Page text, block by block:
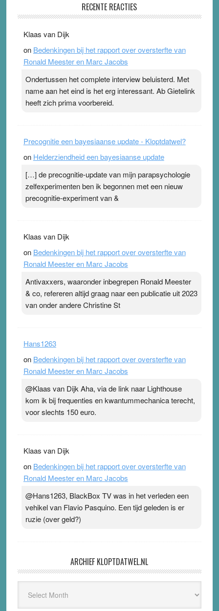
Ward van Beek
topsporters. Ze hopen ermee hun hartslag te verlagen
terwijl ze meer zuurstof opnemen. Daarop heeft zo’n
pleister geen effect. Maar het gevoel ‘makkelijker te
Pleisterplakkers in de topspsort ›[...]
RECENTE REACTIES
Klaas van Dijk
on Bedenkingen bij het rapport over oversterfte van
Ronald Meester en Marc Jacobs
Ondertussen het complete interview beluisterd. Met
name aan het eind is het erg interessant. Ab Gietelink
heeft zich prima voorbereid.
Precognitie een bayesiaanse update - Kloptdatwel?
on Helderziendheid een bayesiaanse update
[…] de precognitie-update van mijn parapsychologie
zelfexperimenten ben ik begonnen met een nieuw
precognitie-experiment van &
Klaas van Dijk
on Bedenkingen bij het rapport over oversterfte van
Ronald Meester en Marc Jacobs
Antivaxxers, waaronder inbegrepen Ronald Meester
& co, refereren altijd graag naar een publicatie uit 2023
van onder andere Christine St
Hans1263
on Bedenkingen bij het rapport over oversterfte van
Ronald Meester en Marc Jacobs
@Klaas van Dijk Aha, via de link naar Lighthouse
kom ik bij frequenties en kwantummechanica terecht,
voor slechts 150 euro.
Klaas van Dijk
on Bedenkingen bij het rapport over oversterfte van
Ronald Meester en Marc Jacobs
@Hans1263, BlackBox TV was in het verleden een
vehikel van Flavio Pasquino. Een tijd geleden is er
ruzie (over geld?)
ARCHIEF KLOPTDATWEL.NL
Kloptdatwel.nl